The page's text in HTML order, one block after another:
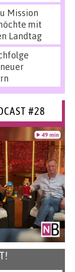
Mission
mit
Landtag
#28